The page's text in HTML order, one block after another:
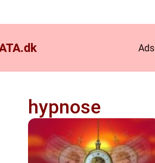
dk Ads
hypnose